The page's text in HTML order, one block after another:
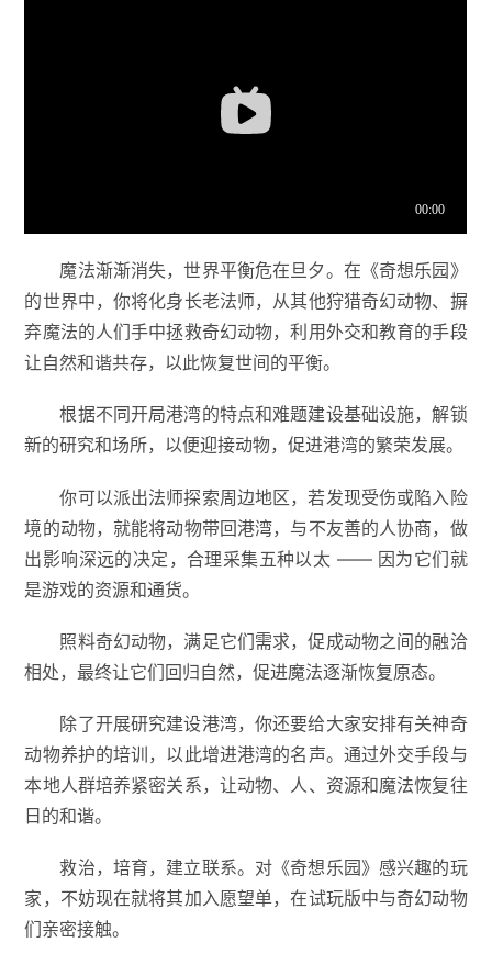
魔法渐渐消失，世界平衡危在旦夕。在《奇想乐园》
的世界中，你将化身长老法师，从其他狩猎奇幻动物、摒
弃魔法的人们手中拯救奇幻动物，利用外交和教育的手段
让自然和谐共存，以此恢复世间的平衡。
根据不同开局港湾的特点和难题建设基础设施，解锁
新的研究和场所，以便迎接动物，促进港湾的繁荣发展。
你可以派出法师探索周边地区，若发现受伤或陷入险
境的动物，就能将动物带回港湾，与不友善的人协商，做
出影响深远的决定，合理采集五种以太 —— 因为它们就
是游戏的资源和通货。
照料奇幻动物，满足它们需求，促成动物之间的融洽
相处，最终让它们回归自然，促进魔法逐渐恢复原态。
除了开展研究建设港湾，你还要给大家安排有关神奇
动物养护的培训，以此增进港湾的名声。通过外交手段与
本地人群培养紧密关系，让动物、人、资源和魔法恢复往
日的和谐。
救治，培育，建立联系。对《奇想乐园》感兴趣的玩
家，不妨现在就将其加入愿望单，在试玩版中与奇幻动物
们亲密接触。